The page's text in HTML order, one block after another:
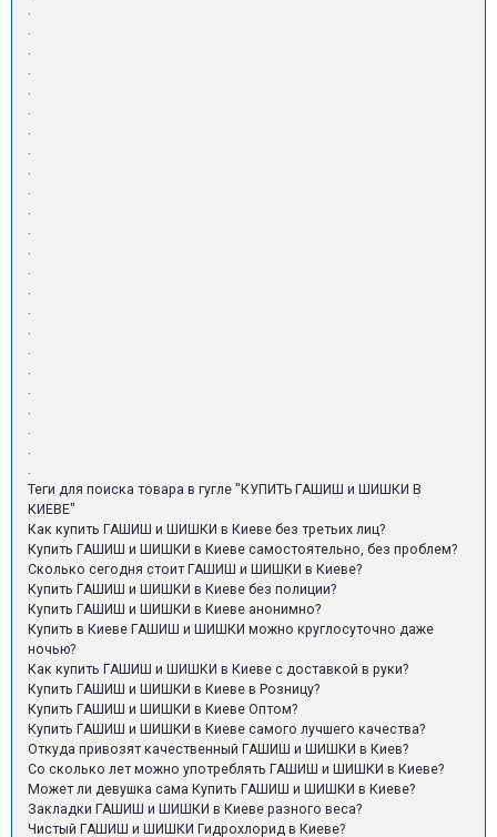
.
.
.
.
.
.
.
.
.
.
.
.
.
.
.
.
.
.
.
.
.
.
.
.
Теги для поиска товара в гугле "КУПИТЬ ГАШИШ и ШИШКИ В
КИЕВЕ"
Как купить ГАШИШ и ШИШКИ в Киеве без третьих лиц?
Купить ГАШИШ и ШИШКИ в Киеве самостоятельно, без проблем?
Сколько сегодня стоит ГАШИШ и ШИШКИ в Киеве?
Купить ГАШИШ и ШИШКИ в Киеве без полиции?
Купить ГАШИШ и ШИШКИ в Киеве анонимно?
Купить в Киеве ГАШИШ и ШИШКИ можно круглосуточно даже
ночью?
Как купить ГАШИШ и ШИШКИ в Киеве с доставкой в руки?
Купить ГАШИШ и ШИШКИ в Киеве в Розницу?
Купить ГАШИШ и ШИШКИ в Киеве Оптом?
Купить ГАШИШ и ШИШКИ в Киеве самого лучшего качества?
Откуда привозят качественный ГАШИШ и ШИШКИ в Киев?
Со сколько лет можно употреблять ГАШИШ и ШИШКИ в Киеве?
Может ли девушка сама Купить ГАШИШ и ШИШКИ в Киеве?
Закладки ГАШИШ и ШИШКИ в Киеве разного веса?
Чистый ГАШИШ и ШИШКИ Гидрохлорид в Киеве?